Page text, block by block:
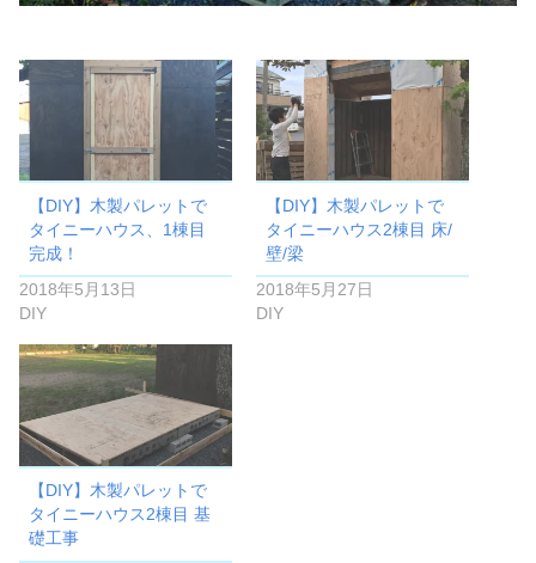
【DIY】木製パレットで
タイニーハウス、1棟目
完成！
2018年5月13日
DIY
【DIY】木製パレットで
タイニーハウス2棟目 床/
壁/梁
2018年5月27日
DIY
【DIY】木製パレットで
タイニーハウス2棟目 基
礎工事